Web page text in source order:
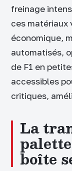
freinage
ces matériaux
économique,
automatisés,
de F1 en
accessibles
critiques,
La
boîte